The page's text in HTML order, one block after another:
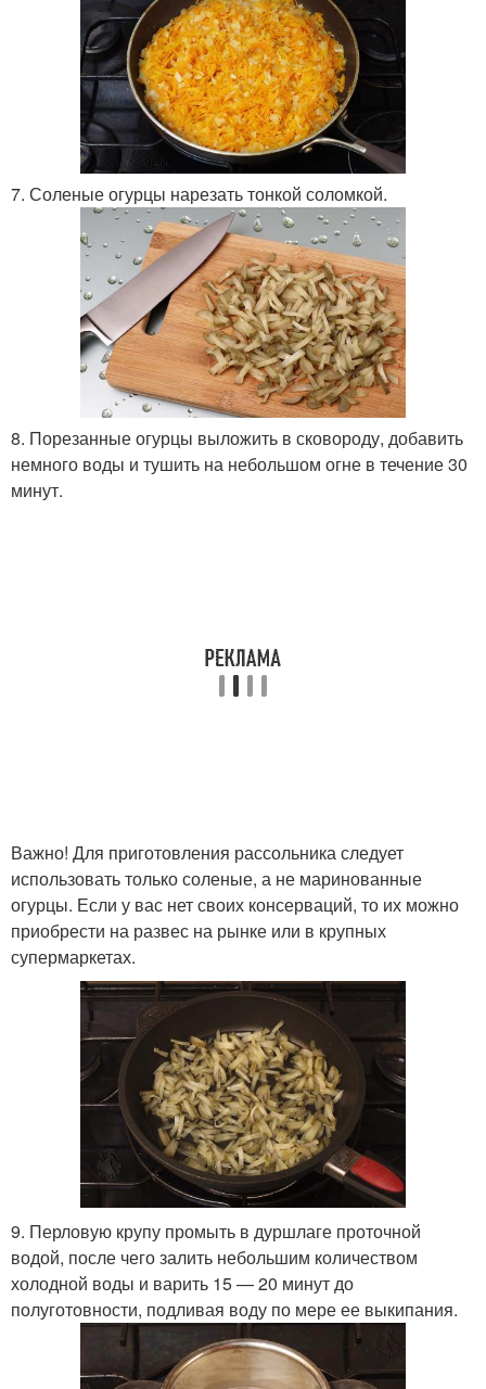
7. Соленые огурцы нарезать тонкой соломкой.
8. Порезанные огурцы выложить в сковороду, добавить
немного воды и тушить на небольшом огне в течение 30
минут.
Важно! Для приготовления рассольника следует
использовать только соленые, а не маринованные
огурцы. Если у вас нет своих консерваций, то их можно
приобрести на развес на рынке или в крупных
супермаркетах.
9. Перловую крупу промыть в дуршлаге проточной
водой, после чего залить небольшим количеством
холодной воды и варить 15 — 20 минут до
полуготовности, подливая воду по мере ее выкипания.